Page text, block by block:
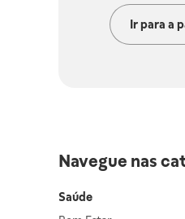
Ir para a
Navegue nas
Saúde